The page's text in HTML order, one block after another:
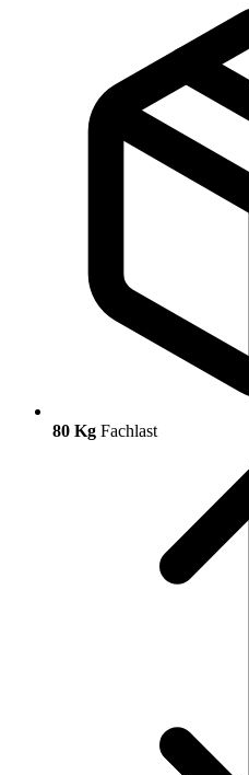
80 Kg Fachlast